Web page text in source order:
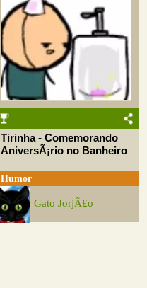
Tirinha - Comemorando
AniversÃ¡rio no Banheiro
Humor
Gato JorjÃ£o